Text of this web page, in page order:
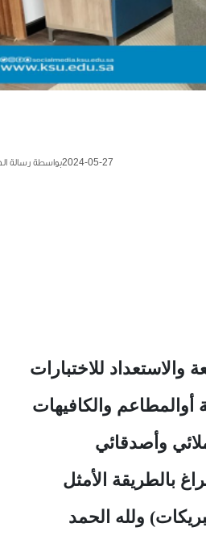
2024-05-27بواسطة رسالة
للاختبارات
أوالمطاعم والكافيهات
وأصدقائي
بالطريقة الأمثل
ولله الحمد